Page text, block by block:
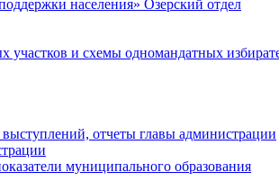
населения» Озерский отдел
участков и схемы одномандатных
отчеты главы администрации
муниципального образования